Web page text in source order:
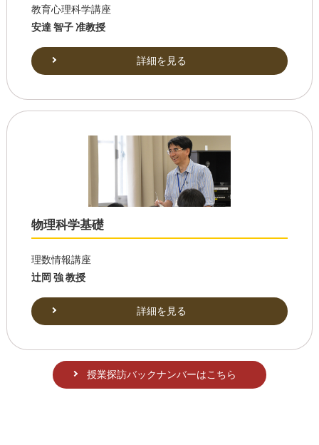
教育心理科学講座
安達 智子 准教授
詳細を見る
物理科学基礎
理数情報講座
辻岡 強 教授
詳細を見る
授業探訪バックナンバーはこちら